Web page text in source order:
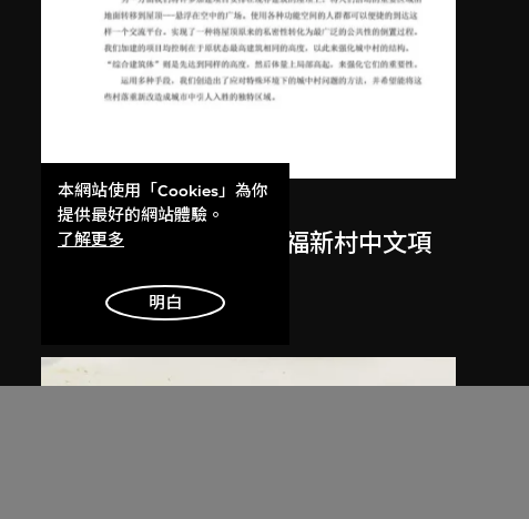
都市實踐
中國深圳城中村研究：福新村中文項
2005年9月17日
本網站使用「Cookies」為你
提供最好的網站體驗。
了解更多
明白